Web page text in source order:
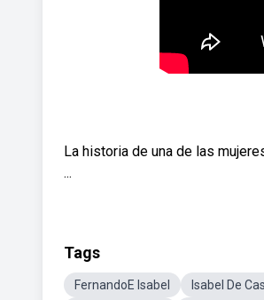
La historia de una de las
...
Tags
FernandoE Isabel Isabel De